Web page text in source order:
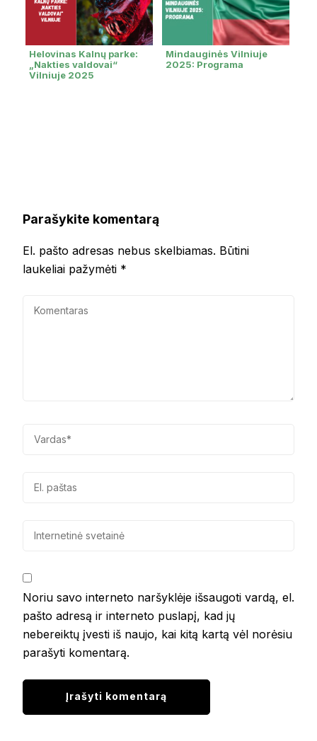
Helovinas Kalnų parke:
„Nakties valdovai“
Vilniuje 2025
Mindauginės Vilniuje
2025: Programa
Parašykite komentarą
El. pašto adresas nebus skelbiamas. Būtini
laukeliai pažymėti *
Noriu savo interneto naršyklėje išsaugoti vardą, el.
pašto adresą ir interneto puslapį, kad jų
nebereiktų įvesti iš naujo, kai kitą kartą vėl norėsiu
parašyti komentarą.